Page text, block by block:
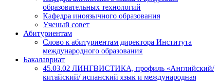
образовательных технологий
Кафедра иноязычного образования
Ученый совет
Абитуриентам
Слово к абитуриентам директора Института
международного образования
Бакалавриат
45.03.02 ЛИНГВИСТИКА, профиль «Английский/
китайский/ испанский язык и международная